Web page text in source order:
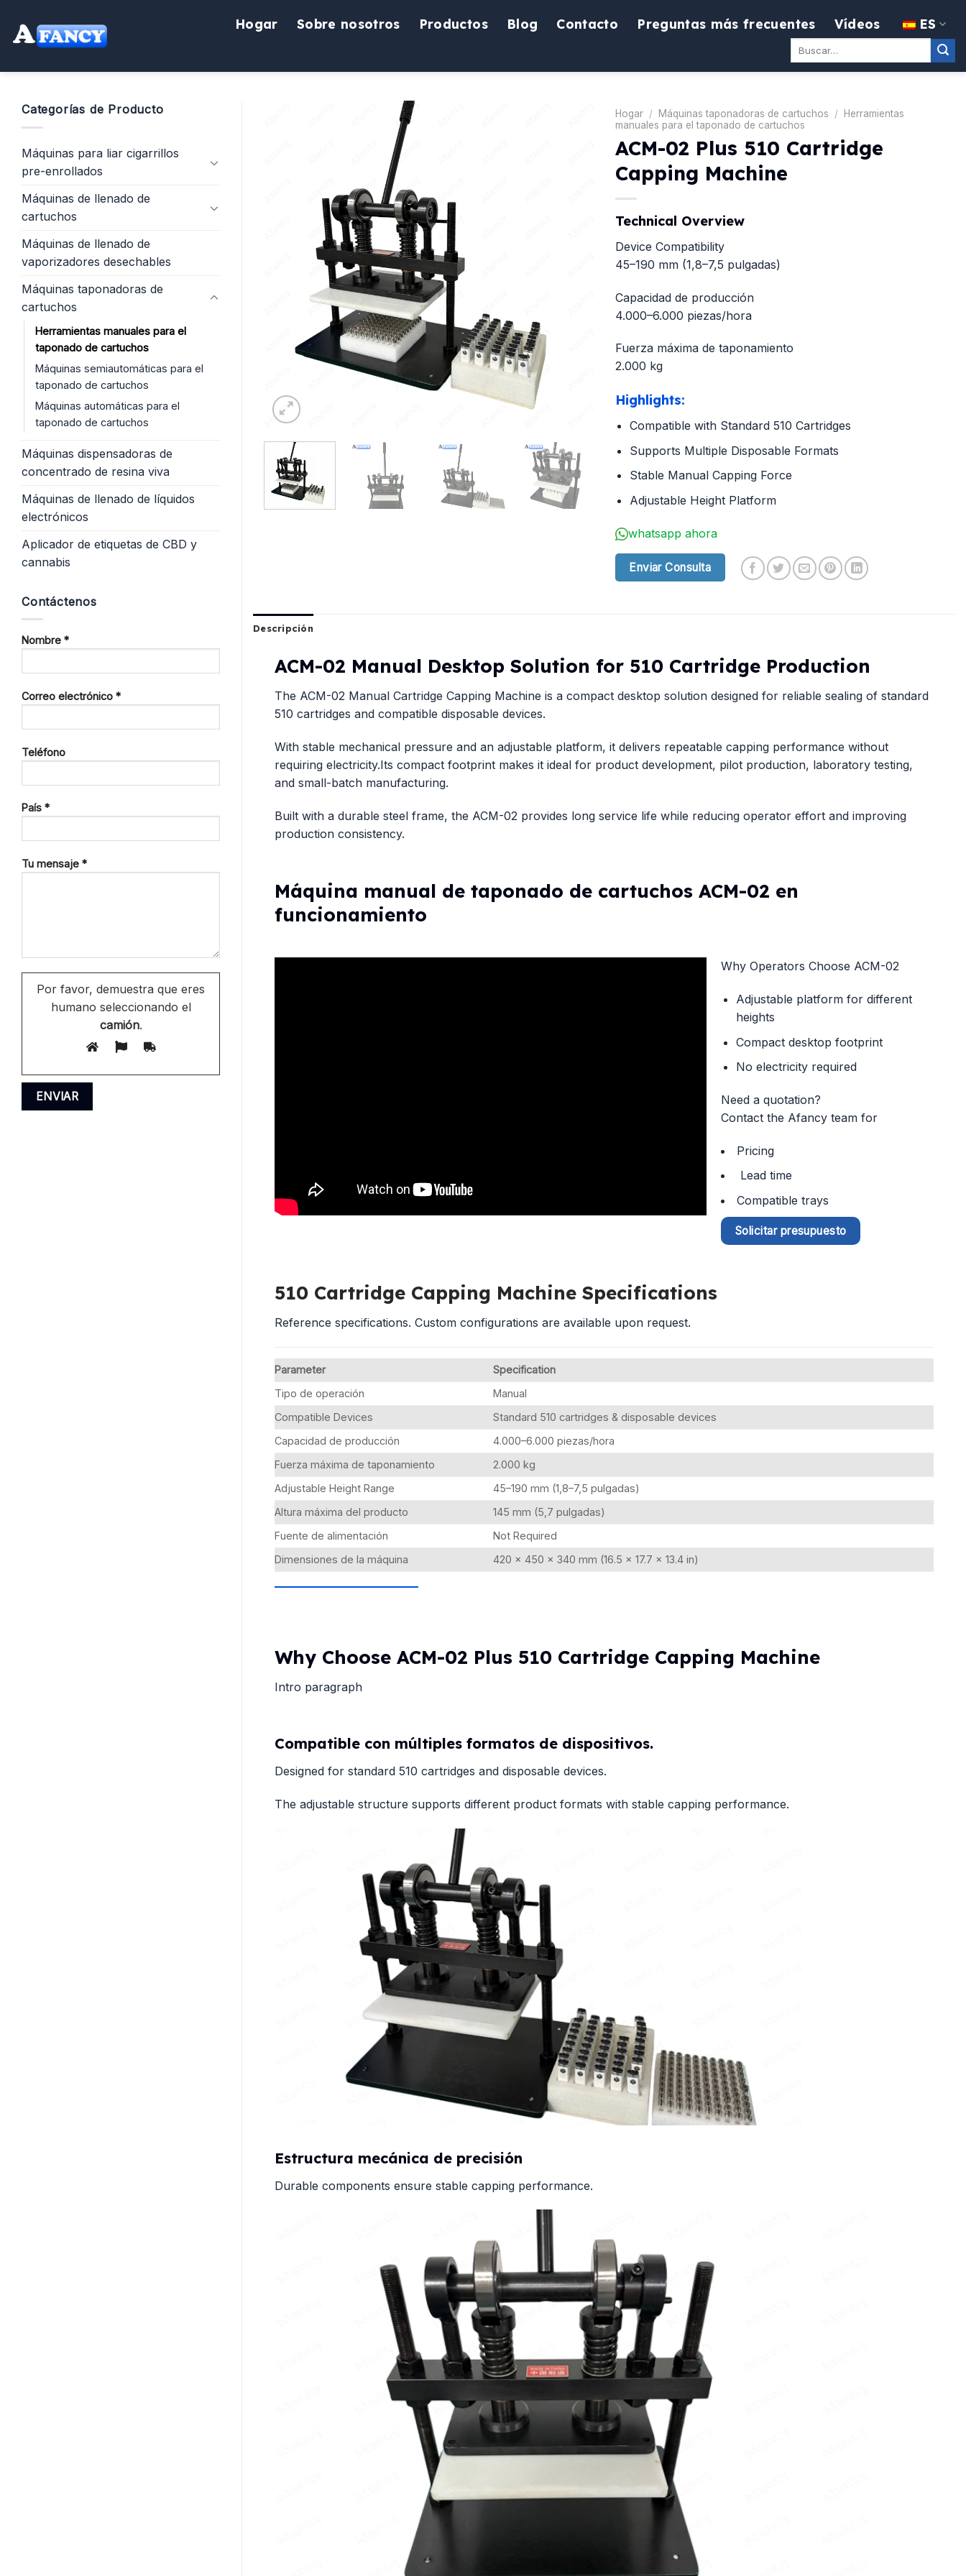
contenido
Hogar Sobre nosotros Productos Blog Contacto Preguntas más frecuentes Vídeos ES
Categorías de Producto
Máquinas para liar cigarrillos
pre-enrollados
Máquinas de llenado de
cartuchos
Máquinas de llenado de
vaporizadores desechables
Máquinas taponadoras de
cartuchos
Herramientas manuales para el
taponado de cartuchos
Máquinas semiautomáticas para el
taponado de cartuchos
Máquinas automáticas para el
taponado de cartuchos
Máquinas dispensadoras de
concentrado de resina viva
Máquinas de llenado de líquidos
electrónicos
Aplicador de etiquetas de CBD y
cannabis
Contáctenos
Nombre *
Correo electrónico *
Teléfono
País *
Tu mensaje *
Por favor, demuestra que eres
humano seleccionando el
camión.
Hogar / Máquinas taponadoras de cartuchos /
Herramientas
manuales para el taponado de cartuchos
ACM-02 Plus 510 Cartridge
Capping Machine
Technical Overview
Device Compatibility
45–190 mm (1,8–7,5 pulgadas)
Capacidad de producción
4.000–6.000 piezas/hora
Fuerza máxima de taponamiento
2.000 kg
Highlights:
Compatible with Standard 510 Cartridges
Supports Multiple Disposable Formats
Stable Manual Capping Force
Adjustable Height Platform
whatsapp ahora
Enviar Consulta
Descripción
ACM-02 Manual Desktop Solution for 510 Cartridge Production
The ACM-02 Manual Cartridge Capping Machine is a compact desktop solution designed for reliable sealing of standard
510 cartridges and compatible disposable devices.
With stable mechanical pressure and an adjustable platform, it delivers repeatable capping performance without
requiring electricity.Its compact footprint makes it ideal for product development, pilot production, laboratory testing,
and small-batch manufacturing.
Built with a durable steel frame, the ACM-02 provides long service life while reducing operator effort and improving
production consistency.
Máquina manual de taponado de cartuchos ACM-02 en
funcionamiento
Why Operators Choose ACM-02
Adjustable platform for different
heights
Compact desktop footprint
No electricity required
Need a quotation?
Contact the Afancy team for
Pricing
Lead time
Compatible trays
Solicitar presupuesto
510 Cartridge Capping Machine Specifications
Reference specifications. Custom configurations are available upon request.
Parameter
Specification
Tipo de operación
Manual
Compatible Devices
Standard 510 cartridges & disposable devices
Capacidad de producción
4.000–6.000 piezas/hora
Fuerza máxima de taponamiento
2.000 kg
Adjustable Height Range
45–190 mm (1,8–7,5 pulgadas)
Altura máxima del producto
145 mm (5,7 pulgadas)
Fuente de alimentación
Not Required
Dimensiones de la máquina
420 × 450 × 340 mm (16.5 × 17.7 × 13.4 in)
Why Choose ACM-02 Plus 510 Cartridge Capping Machine
Intro paragraph
Compatible con múltiples formatos de dispositivos.
Designed for standard 510 cartridges and disposable devices.
The adjustable structure supports different product formats with stable capping performance.
Estructura mecánica de precisión
Durable components ensure stable capping performance.